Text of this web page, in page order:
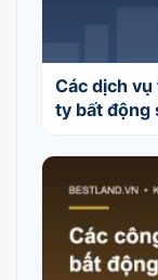
Các dịch
ty bất động